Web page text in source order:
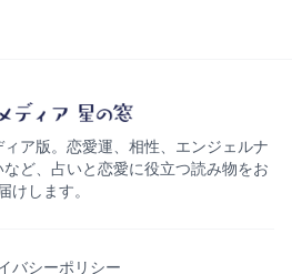
ア版。恋愛運、相性、エンジェルナ
ど、占いと恋愛に役立つ読み物をお
届けします。
バシーポリシー